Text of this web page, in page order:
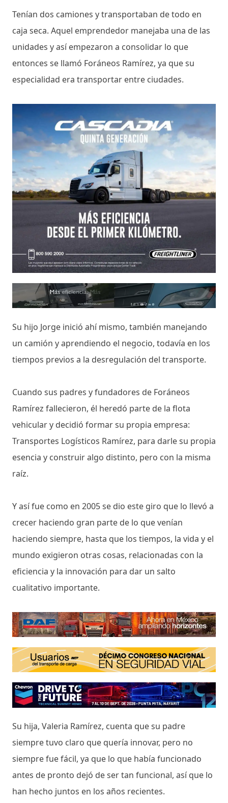
Tenían dos camiones y transportaban de todo en
caja seca. Aquel emprendedor manejaba una de las
unidades y así empezaron a consolidar lo que
entonces se llamó Foráneos Ramírez, ya que su
especialidad era transportar entre ciudades.
Su hijo Jorge inició ahí mismo, también manejando
un camión y aprendiendo el negocio, todavía en los
tiempos previos a la desregulación del transporte.
Cuando sus padres y fundadores de Foráneos
Ramírez fallecieron, él heredó parte de la flota
vehicular y decidió formar su propia empresa:
Transportes Logísticos Ramírez, para darle su propia
esencia y construir algo distinto, pero con la misma
raíz.
Y así fue como en 2005 se dio este giro que lo llevó a
crecer haciendo gran parte de lo que venían
haciendo siempre, hasta que los tiempos, la vida y el
mundo exigieron otras cosas, relacionadas con la
eficiencia y la innovación para dar un salto
cualitativo importante.
Su hija, Valeria Ramírez, cuenta que su padre
siempre tuvo claro que quería innovar, pero no
siempre fue fácil, ya que lo que había funcionado
antes de pronto dejó de ser tan funcional, así que lo
han hecho juntos en los años recientes.